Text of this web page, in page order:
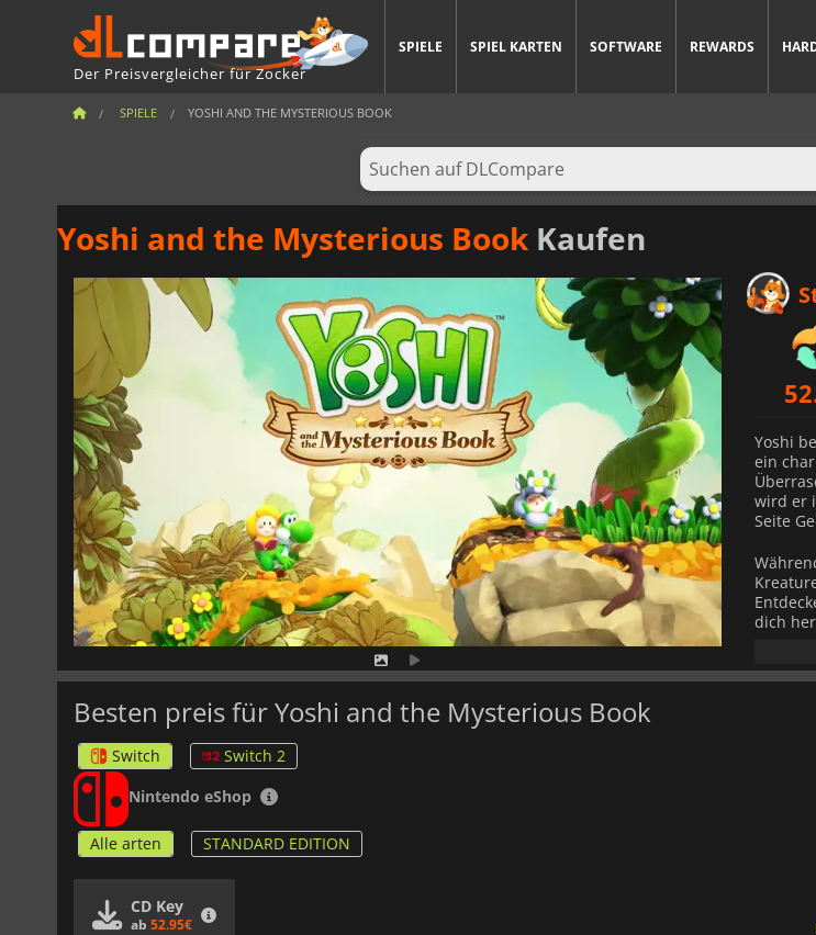
Der Preisvergleicher für Zocker
SPIELE SPIEL KARTEN SOFTWARE REWARDS
SPIELE YOSHI AND THE MYSTERIOUS BOOK
Yoshi and the Mysterious Book Kaufen
Yoshi
ein
wird er
Seite
dich
Das
Stil,
bietet
Besten preis für Yoshi and the Mysterious Book
Switch
Switch 2
Nintendo eShop
Alle arten STANDARD EDITION
CD Key
ab 52.95€